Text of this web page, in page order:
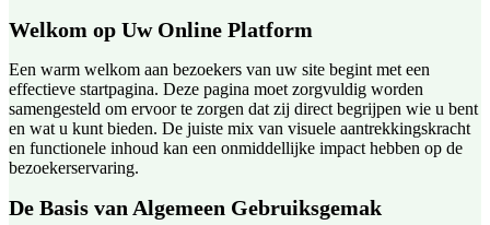
Welkom op Uw Online Platform
Een warm welkom aan bezoekers van uw site begint met een
effectieve startpagina. Deze pagina moet zorgvuldig worden
samengesteld om ervoor te zorgen dat zij direct begrijpen wie u bent
en wat u kunt bieden. De juiste mix van visuele aantrekkingskracht
en functionele inhoud kan een onmiddellijke impact hebben op de
bezoekerservaring.
De Basis van Algemeen Gebruiksgemak